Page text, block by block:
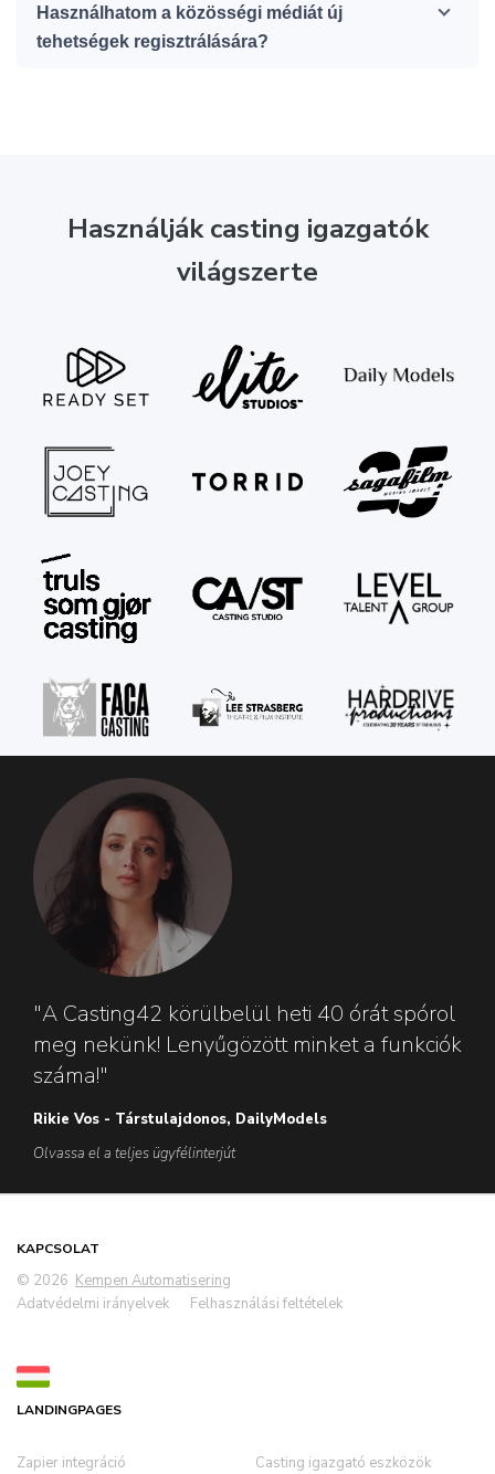
Használhatom a közösségi médiát új
tehetségek regisztrálására?
Használják casting igazgatók
világszerte
"A Casting42 körülbelül heti 40 órát spórol
meg nekünk! Lenyűgözött minket a funkciók
száma!"
Rikie Vos - Társtulajdonos, DailyModels
Olvassa el a teljes ügyfélinterjút
KAPCSOLAT
© 2026 Kempen Automatisering
Adatvédelmi irányelvek
Felhasználási feltételek
LANDINGPAGES
Zapier integráció
Casting igazgató eszközök